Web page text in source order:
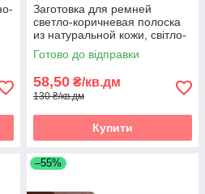
Заготовка для ремней
светло-коричневая полоска
из натуральной кожи, світло-
коричнева реміна полоса зі
шкіри
Готово до відправки
58,50 ₴/кв.дм
130 ₴/кв.дм
Купити
–55%